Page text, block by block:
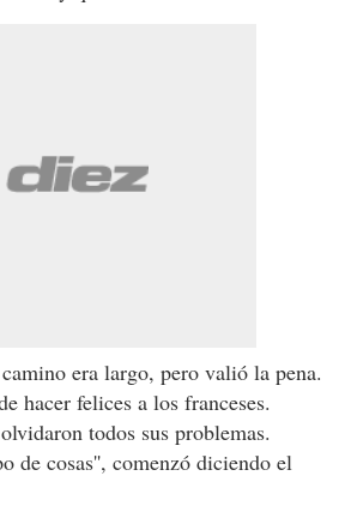
era largo, pero valió la pena.
hacer felices a los franceses.
todos sus problemas.
de cosas'', comenzó diciendo el